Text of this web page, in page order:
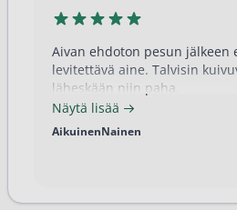
Aivan ehdoton pesun jälkeen
levitettävä aine. Talvisin
läheskään niin paha.
Näytä lisää
AikuinenNainen